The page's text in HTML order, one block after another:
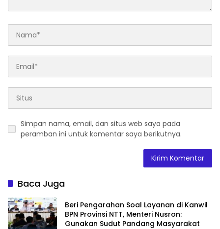
Simpan nama, email, dan situs web saya pada
peramban ini untuk komentar saya berikutnya.
Baca Juga
Beri Pengarahan Soal Layanan di Kanwil
BPN Provinsi NTT, Menteri Nusron:
Gunakan Sudut Pandang Masyarakat